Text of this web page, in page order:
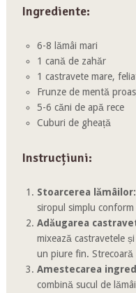
Ingrediente:
6-8 lămâi mari
1 cană de zahăr
1 castravete mare,
Frunze de mentă
5-6 căni de apă rece
Cuburi de gheață
Instrucțiuni:
Stoarcerea lămâilor:
siropul simplu
Adăugarea
mixează castravetele
un piure fin.
Amestecarea
combină sucul de